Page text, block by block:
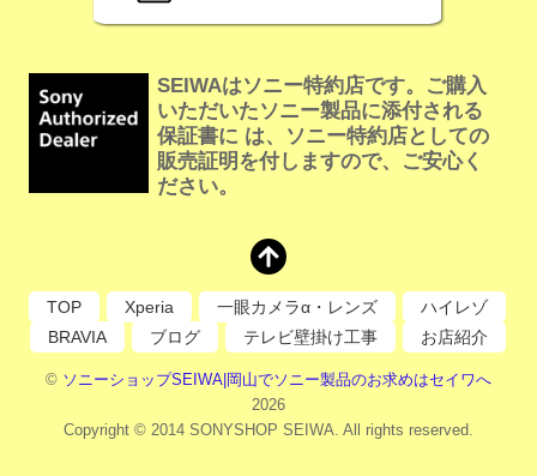
SEIWAはソニー特約店です。ご購入
いただいたソニー製品に添付される
保証書に は、ソニー特約店としての
販売証明を付しますので、ご安心く
ださい。
TOP Xperia 一眼カメラα・レンズ
ハイレゾ
BRAVIA
ブログ テレビ壁掛け工事 お店紹介
© ソニーショップSEIWA|岡山でソニー製品のお求めはセイワへ
2026
Copyright © 2014 SONYSHOP SEIWA. All rights reserved.